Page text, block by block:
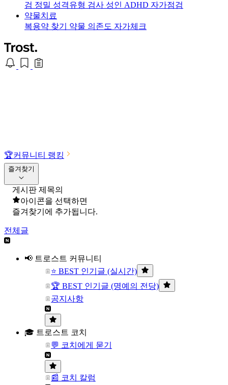
검 정밀 성격유형 검사 성인 ADHD 자가점검
약물치료
복용약 찾기 약물 의존도 자가체크
🏆커뮤니티 랭킹
즐겨찾기
게시판 제목의
아이콘을 선택하면
즐겨찾기에 추가됩니다.
전체글
📢 트로스트 커뮤니티
⭐ BEST 인기글 (실시간)
🏆 BEST 인기글 (명예의 전당)
공지사항
🎓 트로스트 코치
💬 코치에게 묻기
📰 코치 칼럼